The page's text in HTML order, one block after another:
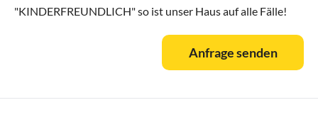
"KINDERFREUNDLICH" so ist unser Haus auf alle Fälle!
Anfrage senden